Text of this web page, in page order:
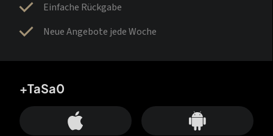
Einfache Rückgabe
Neue Angebote jede Woche
+TaSa0